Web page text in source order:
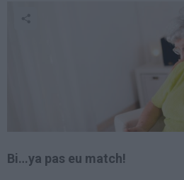
Bi…ya pas eu match!